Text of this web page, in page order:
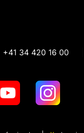
+41 34 420 16 00